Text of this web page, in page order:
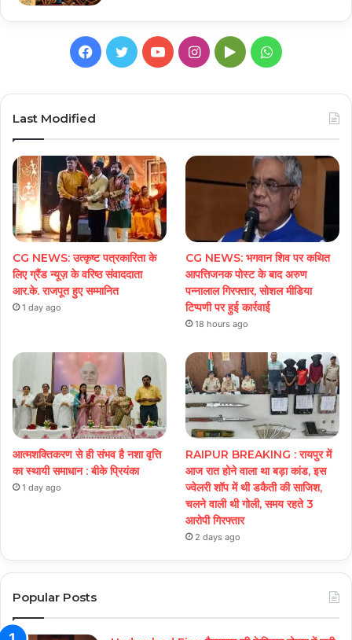
Facebook
TwitterYouTubeInstagram
GoogleWhatsApp
Last Modified
CG NEWS: उत्कृष्ट पत्रकारिता के
लिए ग्रैंड न्यूज़ के वरिष्ठ संवाददाता
आर.के. राजपूत हुए सम्मानित
1 day ago
CG NEWS: भगवान शिव पर कथित
आपत्तिजनक पोस्ट के बाद अरुण
पन्नालाल गिरफ्तार, सोशल मीडिया
टिप्पणी पर हुई कार्रवाई
18 hours ago
आत्मशक्तिकरण से ही संभव है नशा वृत्ति
का स्थायी समाधान : बीके प्रियंका
1 day ago
RAIPUR BREAKING : रायपुर में
आज रात होने वाला था बड़ा कांड, इस
ज्वेलरी शॉप में थी डकैती की साजिश,
चलने वाली थी गोली, समय रहते 3
आरोपी गिरफ्तार
2 days ago
Popular Posts